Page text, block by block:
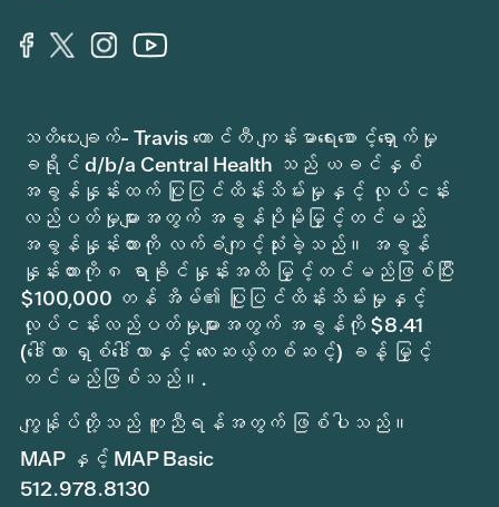
သတိပေးချက်- Travis ကောင်တီ ကျန်းမာရေးစောင့်ရှောက်မှု
ခရိုင် d/b/a Central Health သည် ယခင်နှစ်
အခွန်နှုန်းထက် ပြုပြင်ထိန်းသိမ်းမှုနှင့် လုပ်ငန်း
လည်ပတ်မှုများအတွက် အခွန်ပိုမိုမြှင့်တင်မည့်
အခွန်နှုန်းထားကို လက်ခံကျင့်သုံးခဲ့သည်။ အခွန်
နှုန်းထားကို ၈ ရာခိုင်နှုန်းအထိ မြှင့်တင်မည်ဖြစ်ပြီး
$100,000 တန် အိမ်၏ ပြုပြင်ထိန်းသိမ်းမှုနှင့်
လုပ်ငန်းလည်ပတ်မှုများအတွက် အခွန်ကို $8.41
(ဒေါ်လာ ရှစ်ဒေါ်လာနှင့် လေးဆယ့်တစ်ဆင့်) ခန့် မြှင့်
တင်မည်ဖြစ်သည်။.
ကျွန်ုပ်တို့သည် ကူညီရန်အတွက် ဖြစ်ပါသည်။
MAP နှင့် MAP Basic
512.978.8130